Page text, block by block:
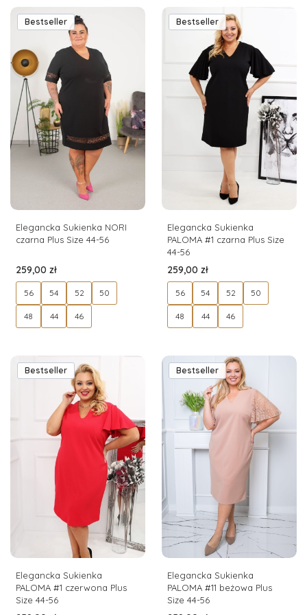
Bestseller
Elegancka Sukienka NORI
czarna Plus Size 44-56
Cena
259,00 zł
56 54 52 50
48 44 46
Bestseller
Elegancka Sukienka
PALOMA #1 czarna Plus Size
44-56
Cena
259,00 zł
56 54 52 50
48 44 46
Bestseller
Elegancka Sukienka
PALOMA #1 czerwona Plus
Size 44-56
Bestseller
Elegancka Sukienka
PALOMA #11 beżowa Plus
Size 44-56